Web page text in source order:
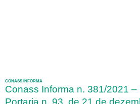
CONASS INFORMA
Conass Informa n. 381/2021